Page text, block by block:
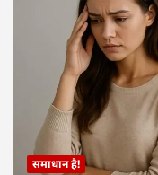
समाधान है!